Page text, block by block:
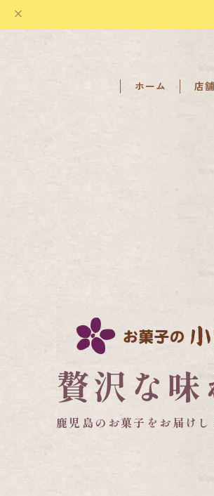
ホーム 店
贅沢な味
鹿児島のお菓子をお届けし